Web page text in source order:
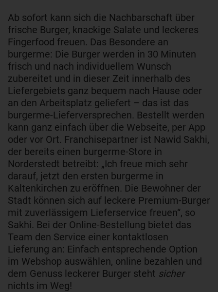
Ab sofort kann sich die Nachbarschaft über
frische Burger, knackige Salate und leckeres
Fingerfood freuen. Das Besondere an
burgerme: Die Burger werden in 30 Minuten
frisch und nach individuellem Wunsch
zubereitet und in dieser Zeit innerhalb des
Liefergebiets ganz bequem nach Hause oder
an den Arbeitsplatz geliefert – das ist das
burgerme-Lieferversprechen. Bestellt werden
kann ganz einfach über die Webseite, per App
oder vor Ort. Franchisepartner ist Nawid Sakhi,
der bereits einen burgerme-Store in
Norderstedt betreibt: „Ich freue mich sehr
darauf, jetzt den ersten burgerme in
Kaltenkirchen zu eröffnen. Die Bewohner der
Stadt können sich auf leckere Premium-Burger
mit zuverlässigem Lieferservice freuen“, so
Sakhi. Bei der Online-Bestellung bietet das
Team den Service einer kontaktlosen
Lieferung an: Einfach entsprechende Option
im Webshop auswählen, online bezahlen und
dem Genuss leckerer Burger steht sicher
nichts im Weg!